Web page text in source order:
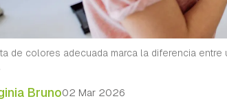
de colores adecuada marca la diferencia
Bruno02 Mar 2026